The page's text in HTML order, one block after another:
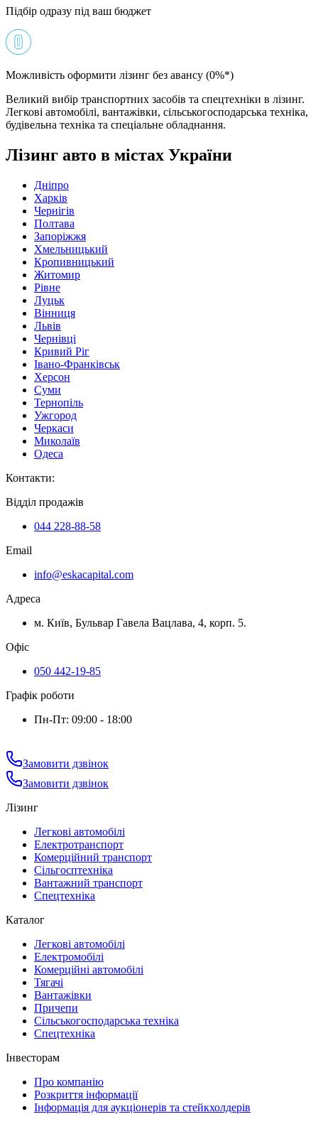
Підбір одразу під ваш бюджет
Можливість оформити лізинг без авансу (0%*)
Великий вибір транспортних засобів та спецтехніки в лізинг.
Легкові автомобілі, вантажівки, сільськогосподарська техніка,
будівельна техніка та спеціальне обладнання.
Лізинг авто в містах України
Дніпро
Харків
Чернігів
Полтава
Запоріжжя
Хмельницький
Кропивницький
Житомир
Рівне
Луцьк
Вінниця
Львів
Чернівці
Кривий Ріг
Івано-Франківськ
Херсон
Суми
Тернопіль
Ужгород
Черкаси
Миколаїв
Одеса
Контакти:
Відділ продажів
044 228-88-58
Email
info@eskacapital.com
Адреса
м. Київ, Бульвар Гавела Вацлава, 4, корп. 5.
Офіс
050 442-19-85
Графік роботи
Пн-Пт: 09:00 - 18:00
Замовити дзвінок
Замовити дзвінок
Лізинг
Легкові автомобілі
Електротранспорт
Комерційний транспорт
Сільгосптехніка
Вантажний транспорт
Спецтехніка
Каталог
Легкові автомобілі
Електромобілі
Комерційні автомобілі
Тягачі
Вантажівки
Причепи
Сільськогосподарська техніка
Спецтехніка
Інвесторам
Про компанію
Розкриття інформації
Інформація для аукціонерів та стейкхолдерів